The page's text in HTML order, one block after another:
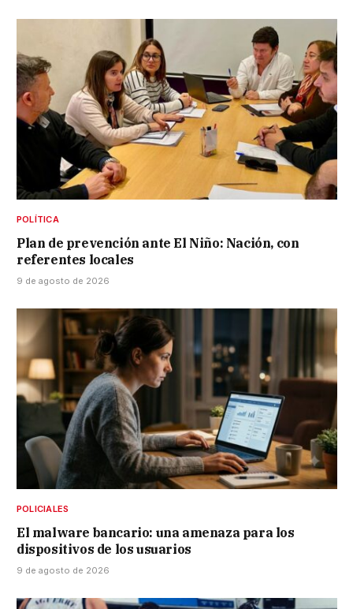
POLÍTICA
Plan de prevención ante El Niño: Nación, con
referentes locales
9 de agosto de 2026
POLICIALES
El malware bancario: una amenaza para los
dispositivos de los usuarios
9 de agosto de 2026